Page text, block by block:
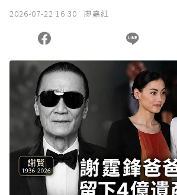
2026-07-22 16:30 廖嘉紅